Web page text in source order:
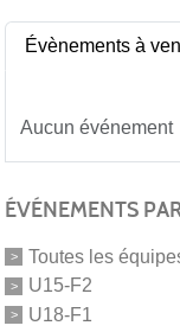
Évènements à
Aucun événement
ÉVÉNEMENTS
Toutes les
U15-F2
U18-F1